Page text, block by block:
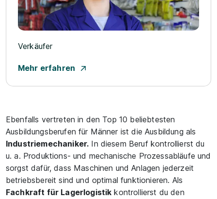
Verkäufer
Mehr erfahren
Ebenfalls vertreten in den Top 10 beliebtesten
Ausbildungsberufen für Männer ist die Ausbildung als
Industriemechaniker. In diesem Beruf kontrollierst du
u. a. Produktions- und mechanische Prozessabläufe und
sorgst dafür, dass Maschinen und Anlagen jederzeit
betriebsbereit sind und optimal funktionieren. Als
Fachkraft für Lagerlogistik kontrollierst du den